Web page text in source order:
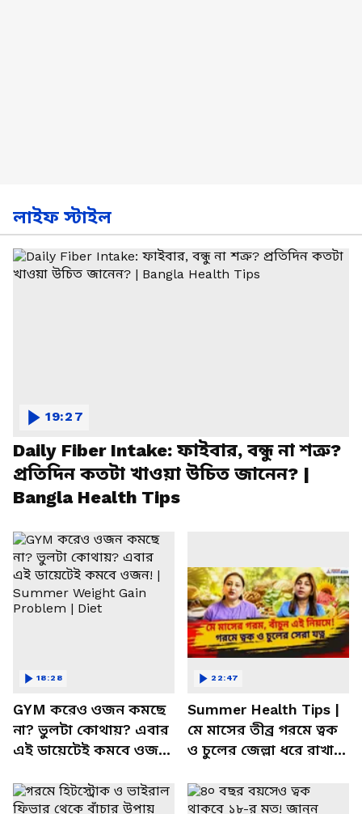
লাইফ স্টাইল
Daily Fiber Intake: ফাইবার, বন্ধু না শত্রু?
প্রতিদিন কতটা খাওয়া উচিত জানেন? |
Bangla Health Tips
19:27
GYM করেও ওজন কমছে
না? ভুলটা কোথায়? এবার
এই ডায়েটেই কমবে ওজন!
Problem | Diet
18:28
Summer Health Tips |
মে মাসের তীব্র গরমে ত্বক
ও চুলের জেল্লা ধরে রাখার
22:47